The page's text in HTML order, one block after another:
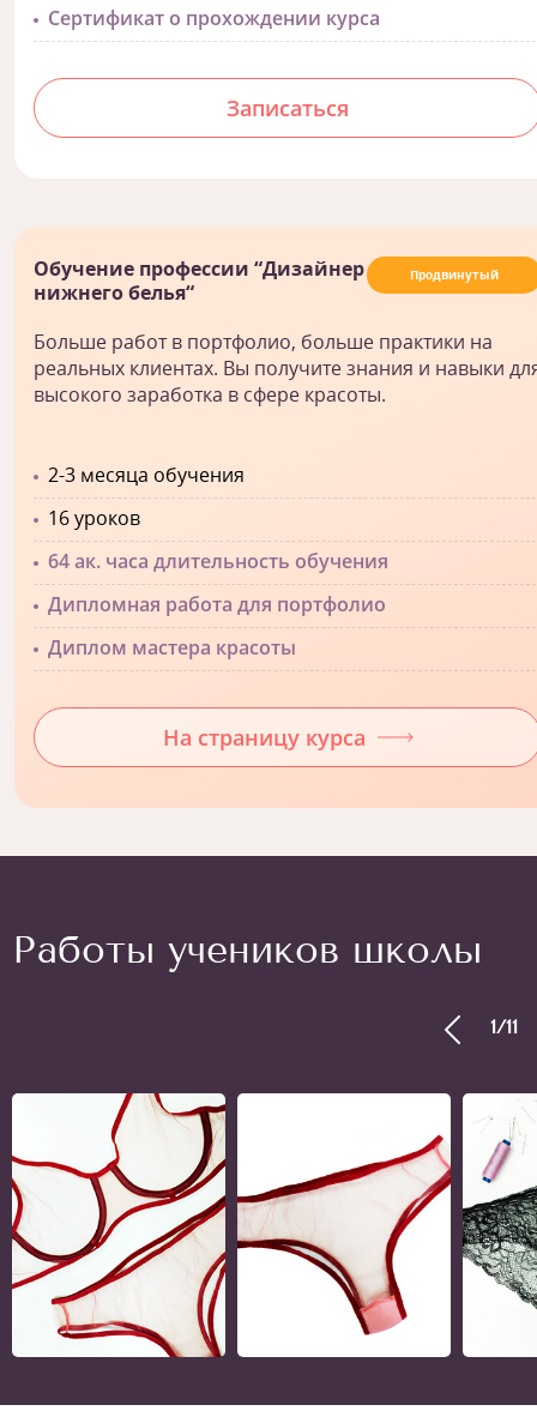
Сертификат о прохождении курса
Записаться
Продвинутый
Обучение профессии “Дизайнер
нижнего белья“
Больше работ в портфолио, больше практики на
реальных клиентах. Вы получите знания и навыки
высокого заработка в сфере красоты.
2-3 месяца обучения
16 уроков
64 ак. часа длительность обучения
Дипломная работа для портфолио
Диплом мастера красоты
На страницу курса
Работы учеников школы
1/11